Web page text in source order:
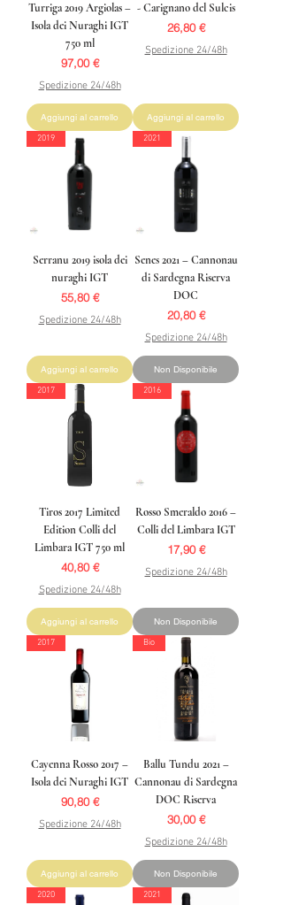
Turriga 2019 Argiolas –
Isola dei Nuraghi IGT
750 ml
Prezzo
97,00 €
Spedizione 24/48h
Aggiungi al carrello
- Carignano del Sulcis
Prezzo
26,80 €
Spedizione 24/48h
Aggiungi al carrello
2019
Serranu 2019 isola dei
nuraghi IGT
Prezzo
55,80 €
Spedizione 24/48h
Aggiungi al carrello
2021
Senes 2021 – Cannonau
di Sardegna Riserva
DOC
Prezzo
20,80 €
Spedizione 24/48h
Non Disponibile
2017
Tiros 2017 Limited
Edition Colli del
Limbara IGT 750 ml
Prezzo
40,80 €
Spedizione 24/48h
Aggiungi al carrello
2016
Rosso Smeraldo 2016 –
Colli del Limbara IGT
Prezzo
17,90 €
Spedizione 24/48h
Non Disponibile
2017
Cayenna Rosso 2017 –
Isola dei Nuraghi IGT
Prezzo
90,80 €
Spedizione 24/48h
Aggiungi al carrello
Bio
Ballu Tundu 2021 –
Cannonau di Sardegna
DOC Riserva
Prezzo
30,00 €
Spedizione 24/48h
Non Disponibile
2020
2021